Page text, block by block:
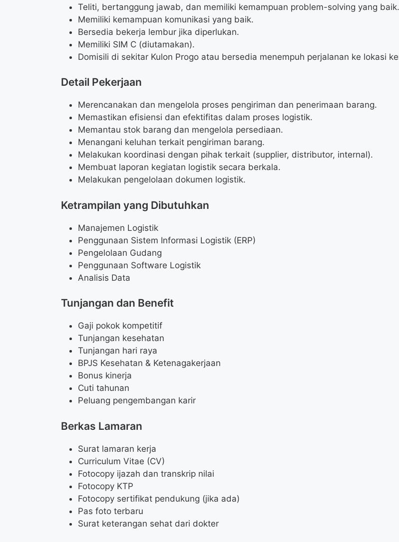
Teliti, bertanggung jawab, dan memiliki kemampuan problem-solving yang baik.
Memiliki kemampuan komunikasi yang baik.
Bersedia bekerja lembur jika diperlukan.
Memiliki SIM C (diutamakan).
Domisili di sekitar Kulon Progo atau bersedia menempuh perjalanan ke lokasi
Detail Pekerjaan
Merencanakan dan mengelola proses pengiriman dan penerimaan barang.
Memastikan efisiensi dan efektifitas dalam proses logistik.
Memantau stok barang dan mengelola persediaan.
Menangani keluhan terkait pengiriman barang.
Melakukan koordinasi dengan pihak terkait (supplier, distributor, internal).
Membuat laporan kegiatan logistik secara berkala.
Melakukan pengelolaan dokumen logistik.
Ketrampilan yang Dibutuhkan
Manajemen Logistik
Penggunaan Sistem Informasi Logistik (ERP)
Pengelolaan Gudang
Penggunaan Software Logistik
Analisis Data
Tunjangan dan Benefit
Gaji pokok kompetitif
Tunjangan kesehatan
Tunjangan hari raya
BPJS Kesehatan & Ketenagakerjaan
Bonus kinerja
Cuti tahunan
Peluang pengembangan karir
Berkas Lamaran
Surat lamaran kerja
Curriculum Vitae (CV)
Fotocopy ijazah dan transkrip nilai
Fotocopy KTP
Fotocopy sertifikat pendukung (jika ada)
Pas foto terbaru
Surat keterangan sehat dari dokter